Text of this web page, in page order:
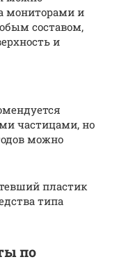
мониторами и
составом,
и
частицами, но
можно
пластик
типа
по